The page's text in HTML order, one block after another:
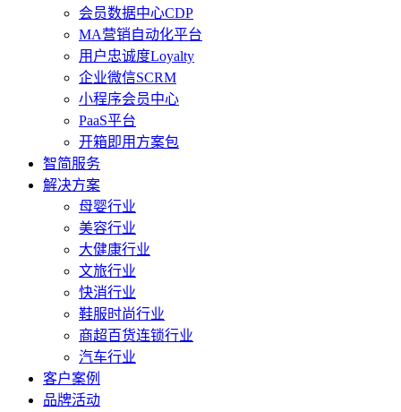
会员数据中心CDP
MA营销自动化平台
用户忠诚度Loyalty
企业微信SCRM
小程序会员中心
PaaS平台
开箱即用方案包
智简服务
解决方案
母婴行业
美容行业
大健康行业
文旅行业
快消行业
鞋服时尚行业
商超百货连锁行业
汽车行业
客户案例
品牌活动